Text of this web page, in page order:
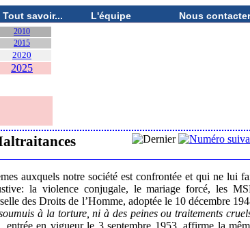
Tout savoir... L'équipe Nous contacter
2010
2015
2020
2025
auxquels notre société est confrontée et qui ne lui
la violence conjugale, le mariage forcé, les
des Droits de l’Homme, adoptée le 10 décembre
à la torture, ni à des peines ou traitements
en vigueur le 3 septembre 1953, affirme la